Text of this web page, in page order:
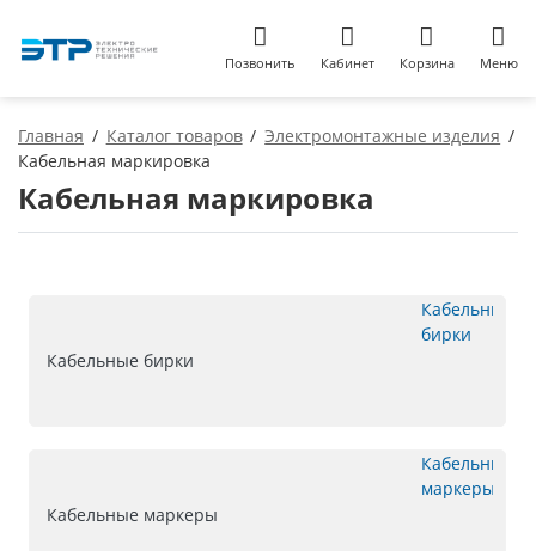
Позвонить Кабинет Корзина Меню
Главная Каталог товаров
Электромонтажные изделия
Кабельная маркировка
Кабельная маркировка
Кабельные бирки
Кабельные маркеры